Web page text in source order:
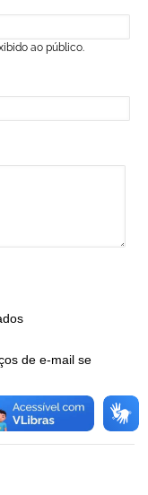
ao público.
de e-mail se